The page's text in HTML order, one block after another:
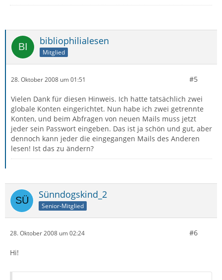
bibliophilialesen
Mitglied
28. Oktober 2008 um 01:51 #5
Vielen Dank für diesen Hinweis. Ich hatte tatsächlich zwei
globale Konten eingerichtet. Nun habe ich zwei getrennte
Konten, und beim Abfragen von neuen Mails muss jetzt
jeder sein Passwort eingeben. Das ist ja schön und gut, aber
dennoch kann jeder die eingegangen Mails des Anderen
lesen! Ist das zu ändern?
Sünndogskind_2
Senior-Mitglied
28. Oktober 2008 um 02:24 #6
Hi!